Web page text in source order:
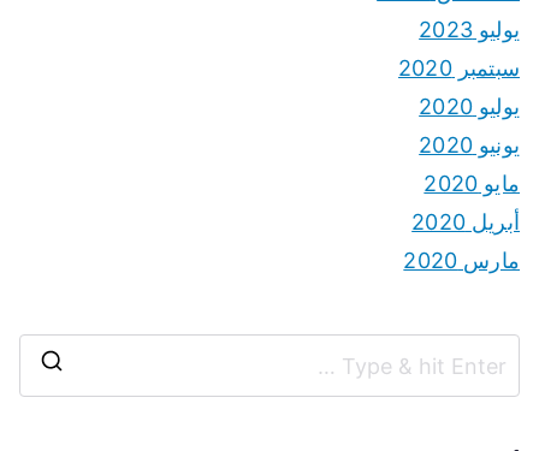
يوليو 2023
سبتمبر 2020
يوليو 2020
يونيو 2020
مايو 2020
أبريل 2020
مارس 2020